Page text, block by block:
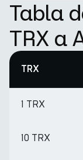
Tabla
TRX a
TRX
1 TRX
10 TRX